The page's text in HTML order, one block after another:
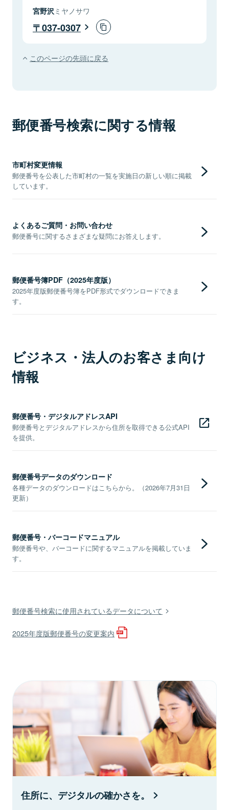
宮野沢 ミヤノサワ
037-0307
このページの先頭に戻る
郵便番号検索に関する情報
市町村変更情報
郵便番号を公表した市町村の一覧を実施日の新しい順に掲載
しています。
よくあるご質問・お問い合わせ
郵便番号に関するさまざまな疑問にお答えします。
郵便番号簿PDF（2025年度版）
2025年度版郵便番号簿をPDF形式でダウンロードできま
す。
ビジネス・法人のお客さま向け
情報
郵便番号・デジタルアドレスAPI
郵便番号とデジタルアドレスから住所を取得できる公式API
を提供。
郵便番号データのダウンロード
各種データのダウンロードはこちらから。（2026年7月31日
更新）
郵便番号・バーコードマニュアル
郵便番号や、バーコードに関するマニュアルを掲載していま
す。
郵便番号検索に使用されているデータについて
2025年度版郵便番号の変更案内
住所に、デジタルの確かさを。